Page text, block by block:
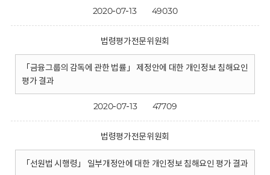
2020-07-13 49030
법령평가전문위원회
「금융그룹의 감독에 관한 법률」 제정안에 대한 개인정보 침해요인
평가 결과
2020-07-13 47709
법령평가전문위원회
「선원법 시행령」 일부개정안에 대한 개인정보 침해요인 평가 결과